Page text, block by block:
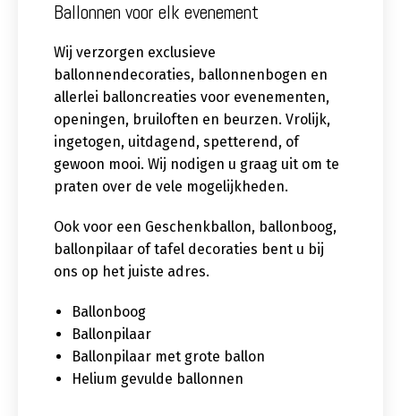
Ballonnen voor elk evenement
Wij verzorgen exclusieve
ballonnendecoraties, ballonnenbogen en
allerlei balloncreaties voor evenementen,
openingen, bruiloften en beurzen. Vrolijk,
ingetogen, uitdagend, spetterend, of
gewoon mooi. Wij nodigen u graag uit om te
praten over de vele mogelijkheden.
Ook voor een Geschenkballon, ballonboog,
ballonpilaar of tafel decoraties bent u bij
ons op het juiste adres.
Ballonboog
Ballonpilaar
Ballonpilaar met grote ballon
Helium gevulde ballonnen